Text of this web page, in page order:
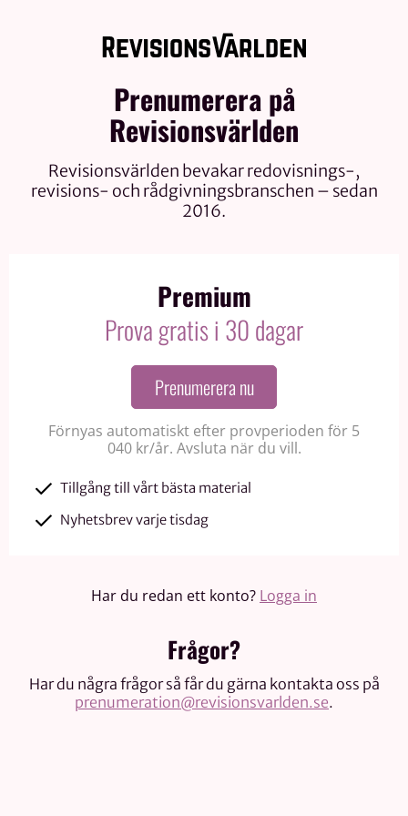
Prenumerera på
Revisionsvärlden
Revisionsvärlden bevakar redovisnings-,
revisions- och rådgivningsbranschen – sedan
2016.
Premium
Prova gratis i 30 dagar
Prenumerera nu
Förnyas automatiskt efter provperioden för 5
040 kr/år. Avsluta när du vill.
Tillgång till vårt bästa material
Nyhetsbrev varje tisdag
Har du redan ett konto? Logga in
Frågor?
Har du några frågor så får du gärna kontakta oss på
prenumeration@revisionsvarlden.se.